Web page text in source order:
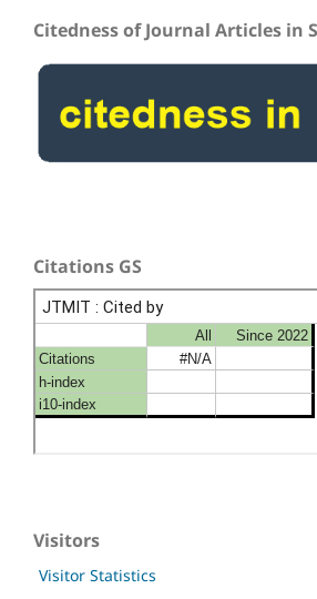
Citedness of Journal Articles in
Citations GS
Visitors
Visitor Statistics